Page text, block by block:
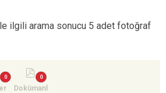
ilgili arama sonucu 5 adet fotoğraf
Dokümanl